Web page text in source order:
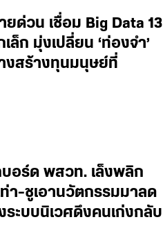
ด่วน เชื่อม Big Data 13
ก มุ่งเปลี่ยน ‘ท่องจำ’
งสร้างทุนมนุษย์ที่
อร์ด พสวท. เล็งพลิก
า-ชูเอานวัตกรรมมาลด
ระบบนิเวศดึงคนเก่งกลับ